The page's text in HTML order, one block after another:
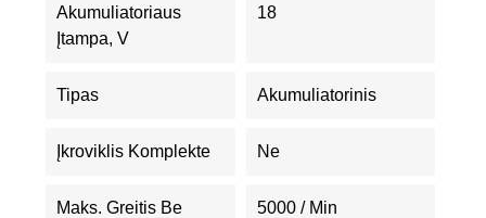
Akumuliatoriaus
Įtampa, V
18
Tipas Akumuliatorinis
Įkroviklis Komplekte Ne
Maks. Greitis Be
5000 / Min